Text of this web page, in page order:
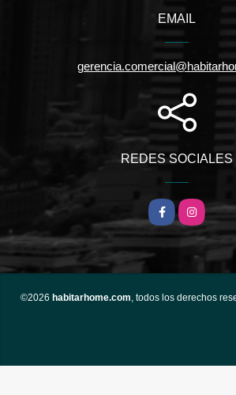
EMAIL
REDES SOCIALES
FacebookInstagram
©2026 habitarhome.com, todos los derechos